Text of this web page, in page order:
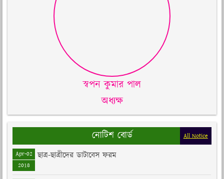
স্বপন কুমার পাল
অধ্যক্ষ
নোটিশ বোর্ড
Apr-02
2018
ছাত্র-ছাত্রীদের ডাটাবেস ফরম
All Notice